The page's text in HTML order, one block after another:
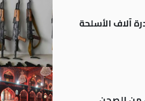
ومصادرة آلاف الأسلحة